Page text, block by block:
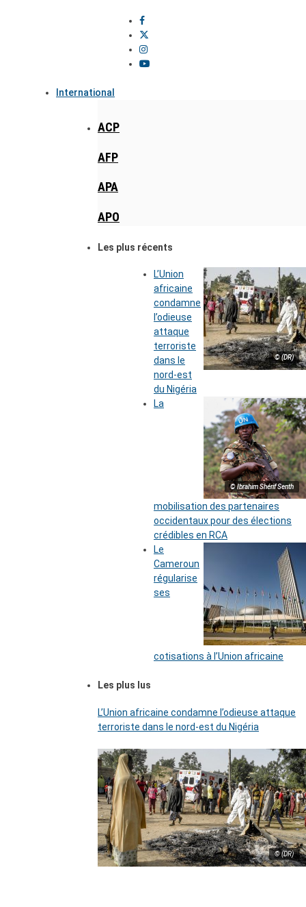
International
ACP
AFP
APA
APO
Les plus récents
© (DR)
L’Union
africaine
condamne
l’odieuse
attaque
terroriste
dans le
nord-est
du Nigéria
© Ibrahim Shérif Senth
La
mobilisation des partenaires
occidentaux pour des élections
crédibles en RCA
Le
Cameroun
régularise
ses
cotisations à l’Union africaine
Les plus lus
L’Union africaine condamne l’odieuse attaque
terroriste dans le nord-est du Nigéria
© (DR)